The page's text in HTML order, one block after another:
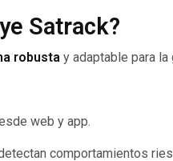
Satrack?
robusta y adaptable para
web y app.
comportamientos